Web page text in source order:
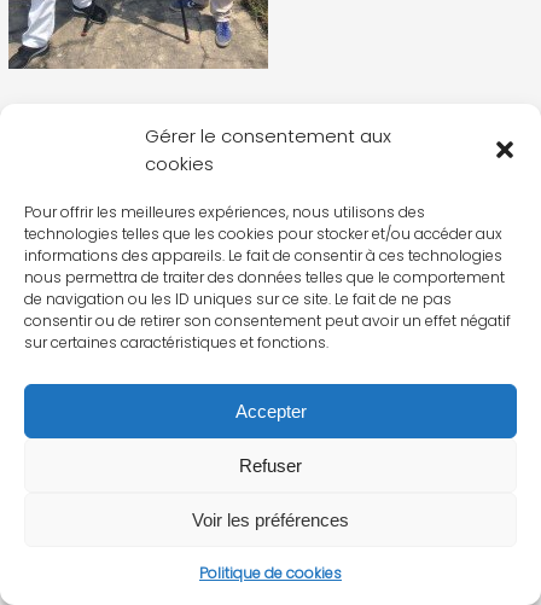
Gérer le consentement aux
cookies
Pour offrir les meilleures expériences, nous utilisons des
technologies telles que les cookies pour stocker et/ou accéder aux
informations des appareils. Le fait de consentir à ces technologies
nous permettra de traiter des données telles que le comportement
de navigation ou les ID uniques sur ce site. Le fait de ne pas
consentir ou de retirer son consentement peut avoir un effet négatif
sur certaines caractéristiques et fonctions.
Accepter
Refuser
Voir les préférences
Politique de cookies